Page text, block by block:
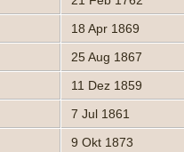
18 Apr 1869
25 Aug 1867
11 Dez 1859
7 Jul 1861
9 Okt 1873